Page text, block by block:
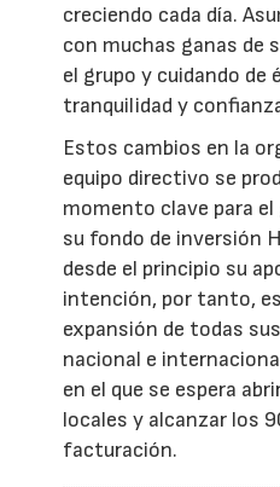
creciendo cada día.
con muchas ganas de
el grupo y cuidando de
tranquilidad y
Estos cambios en la
equipo directivo se
momento clave para el
su fondo de inversión
desde el principio su
intención, por tanto,
expansión de todas
nacional e
en el que se espera
locales y alcanzar los
facturación.